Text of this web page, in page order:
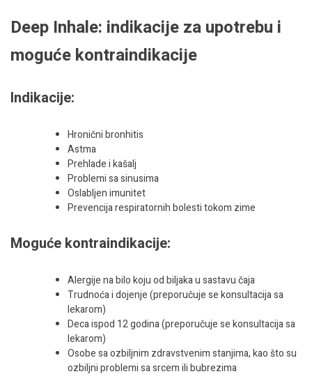
Deep Inhale: indikacije za upotrebu i
moguće kontraindikacije
Indikacije:
Hronični bronhitis
Astma
Prehlade i kašalj
Problemi sa sinusima
Oslabljen imunitet
Prevencija respiratornih bolesti tokom zime
Moguće kontraindikacije:
Alergije na bilo koju od biljaka u sastavu čaja
Trudnoća i dojenje (preporučuje se konsultacija sa
lekarom)
Deca ispod 12 godina (preporučuje se konsultacija sa
lekarom)
Osobe sa ozbiljnim zdravstvenim stanjima, kao što su
ozbiljni problemi sa srcem ili bubrezima